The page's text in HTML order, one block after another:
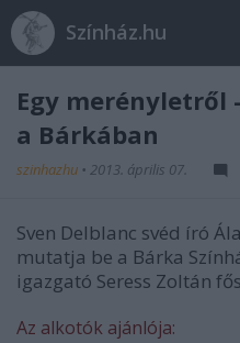
Színház.hu
Egy merényletről
a Bárkában
szinhazhu • 2013. április 07.
Sven Delblanc svéd író
mutatja be a Bárka
igazgató Seress Zoltán
Az alkotók ajánlója: